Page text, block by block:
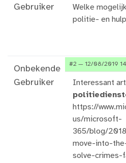
Gebruiker
Welke
politie- en
Onbekende
Gebruiker
#2 — 12/08/2019
Interessant
https://
us/microsoft-
365/blog/
move-into-
solve-crimes-